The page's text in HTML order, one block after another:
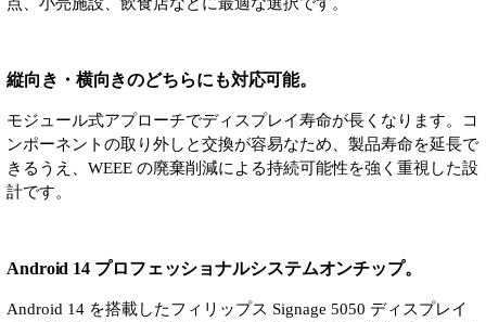
縦向き・横向きのどちらにも対応可能。
モジュール式アプローチでディスプレイ寿命が長くなります。コ
ンポーネントの取り外しと交換が容易なため、製品寿命を延長で
きるうえ、WEEE の廃棄削減による持続可能性を強く重視した設
計です。
Android 14 プロフェッショナルシステムオンチップ。
Android 14 を搭載したフィリップス Signage 5050 ディスプレイ